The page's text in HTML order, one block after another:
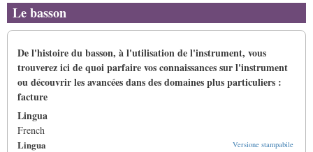
di
pane
Le basson
De l'histoire du basson, à l'utilisation de l'instrument, vous
trouverez ici de quoi parfaire vos connaissances sur l'instrument
ou découvrir les avancées dans des domaines plus particuliers :
facture
Lingua
French
Versione stampabile
Lingua